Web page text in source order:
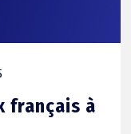
français à